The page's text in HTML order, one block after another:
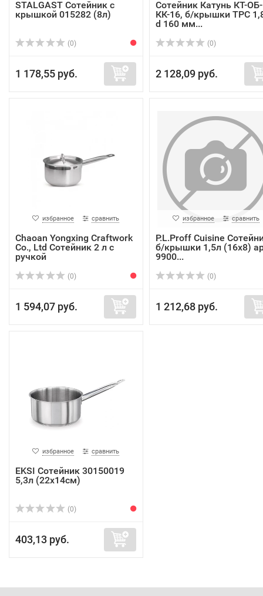
STALGAST Сотейник с
крышкой 015282 (8л)
(0)
1 178,55 руб.
Сотейник Катунь КТ-ОБ-
КК-16, б/крышки ТРС
d 160 мм...
(0)
2 128,09 руб.
избранное сравнить
Chaoan Yongxing Craftwork
Co., Ltd Сотейник 2 л с
ручкой
(0)
1 594,07 руб.
избранное сравнить
P.L.Proff Cuisine
б/крышки 1,5л (16х8)
9900...
(0)
1 212,68 руб.
избранное сравнить
EKSI Сотейник 30150019
5,3л (22х14см)
(0)
403,13 руб.